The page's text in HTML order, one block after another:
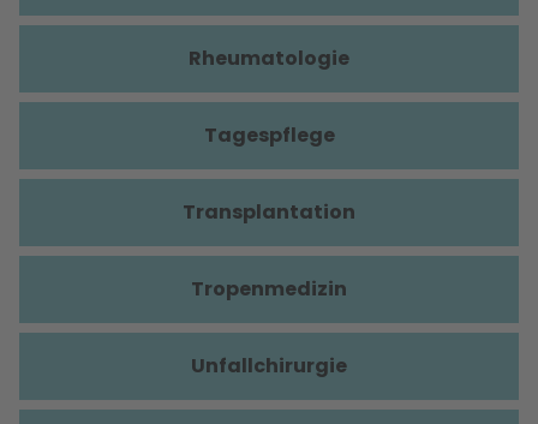
Rheumatologie
Tagespflege
Transplantation
Tropenmedizin
Unfallchirurgie